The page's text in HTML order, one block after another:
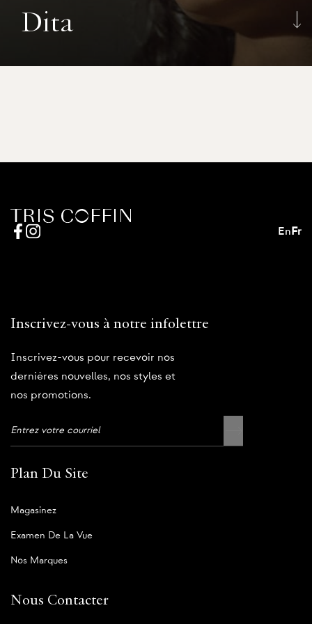
Dita
En Fr
Inscrivez-vous à notre infolettre
Inscrivez-vous pour recevoir nos
dernières nouvelles, nos styles et
nos promotions.
Plan Du Site
Magasinez
Examen De La Vue
Nos Marques
Nous Contacter